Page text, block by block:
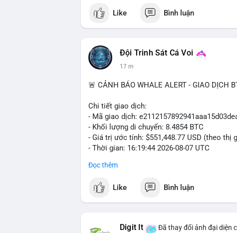
#polymarket #cryptonews #defi
#vlikevn #titanbot
📰 Nguồn: CoinDesk
Like Bình luận
Đội Trinh Sát Cá Voi
17 m
🚨 CẢNH BÁO WHALE ALERT - GIAO DỊCH
Chi tiết giao dịch:
- Mã giao dịch:
- Khối lượng di chuyển: 8.4854 BTC
- Giá trị ước tính: $551,448.77 USD (theo thị
- Thời gian: 16:19:44 2026-08-07 UTC
Nhận định phân tích hành vi của Cá voi dựa
Lời khuyên ngắn gọn cho nhà đầu tư nhỏ lẻ.
Đọc thêm
Like Bình luận
Digit It Đã thay đổi ảnh đại diện